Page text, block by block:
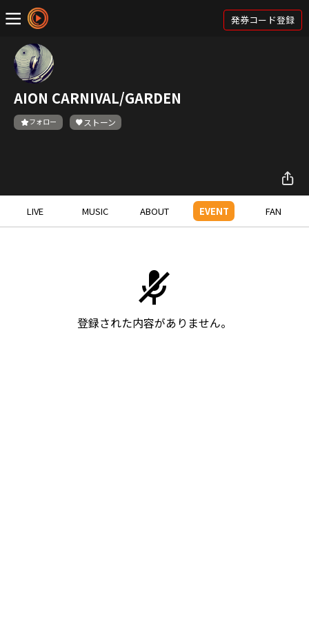
発券コード登録
AION CARNIVAL/GARDEN
フォロー ストーン
LIVE MUSIC ABOUT EVENT FAN
登録された内容がありません。